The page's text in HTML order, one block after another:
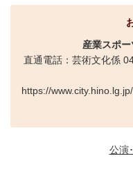
産業スポ
直通電話：芸術文化係
https://
公演